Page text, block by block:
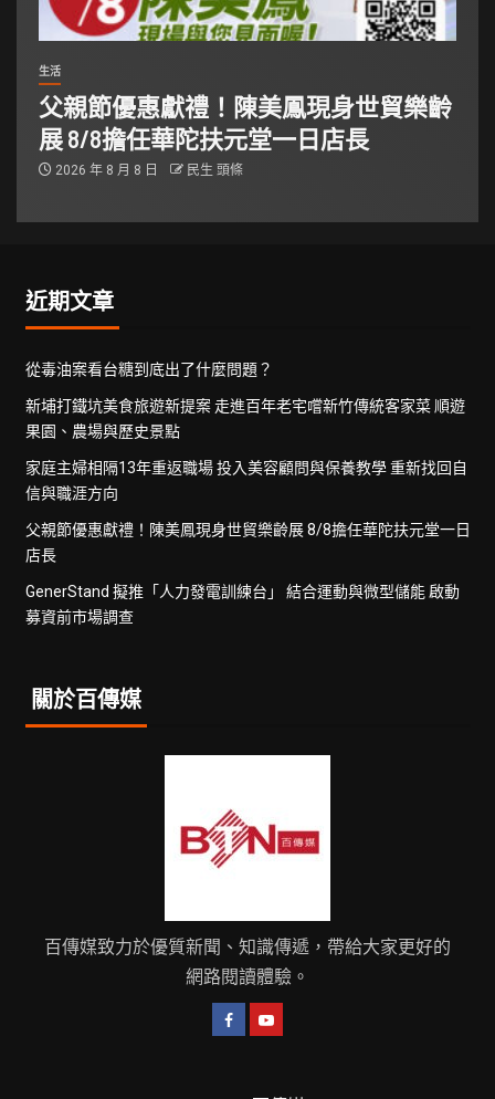
生活
父親節優惠獻禮！陳美鳳現身世貿樂齡
展 8/8擔任華陀扶元堂一日店長
2026 年 8 月 8 日 民生 頭條
近期文章
從毒油案看台糖到底出了什麼問題？
新埔打鐵坑美食旅遊新提案 走進百年老宅嚐新竹傳統客家菜 順遊
果園、農場與歷史景點
家庭主婦相隔13年重返職場 投入美容顧問與保養教學 重新找回自
信與職涯方向
父親節優惠獻禮！陳美鳳現身世貿樂齡展 8/8擔任華陀扶元堂一日
店長
GenerStand 擬推「人力發電訓練台」 結合運動與微型儲能 啟動
募資前市場調查
關於百傳媒
百傳媒致力於優質新聞、知識傳遞，帶給大家更好的
網路閱讀體驗。